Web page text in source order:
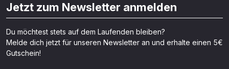
Jetzt zum Newsletter anmelden
Du möchtest stets auf dem Laufenden bleiben?
Melde dich jetzt für unseren Newsletter an und erhalte einen 5€
Gutschein!